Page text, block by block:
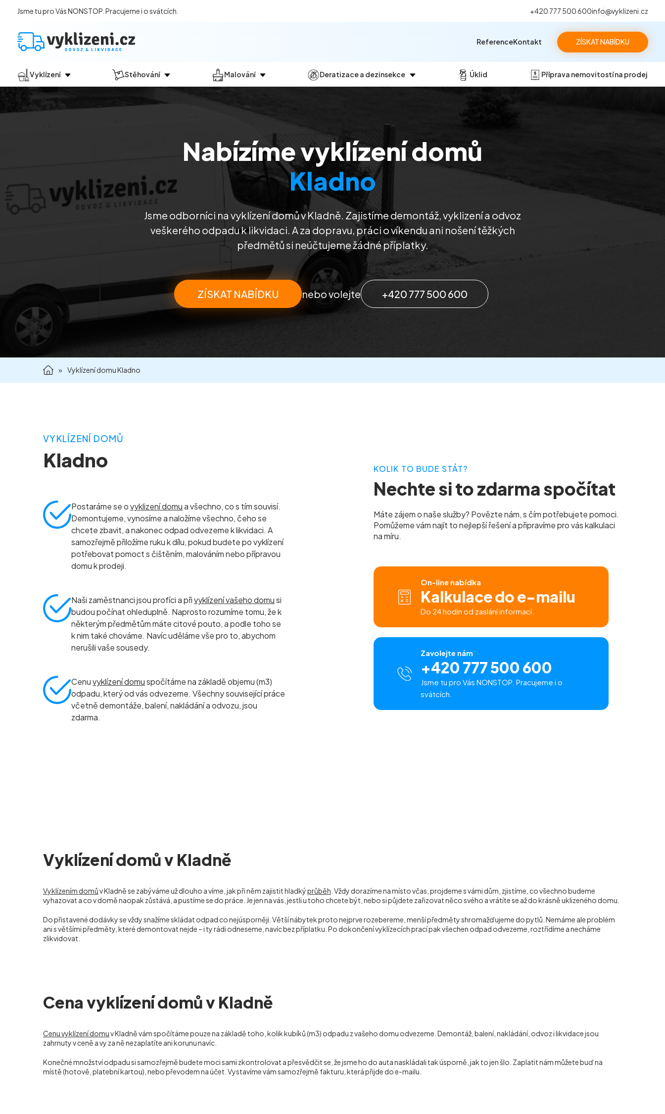
Jsme tu pro Vás NONSTOP. Pracujeme i o svátcích. +420 777 500 600info@vyklizeni.cz
ZÍSKAT NABÍDKU
Vyklízení
Jak vyklízení probíhá?
Vyklízení sklepů a garáží
Vyklízení zahrad
Stěhování Malování
Malování kanceláří
Malování komerčních prostor
Deratizace a dezinsekce
Dezinsekce
Úklid Příprava nemovitostí na prodej
ReferenceKontakt
Nabízíme vyklízení domů
Kladno
Jsme odborníci na vyklízení domů v Kladně. Zajistíme demontáž, vyklizení a odvoz
veškerého odpadu k likvidaci. A za dopravu, práci o víkendu ani nošení těžkých
předmětů si neúčtujeme žádné příplatky.
ZÍSKAT NABÍDKU nebo volejte +420 777 500 600
» Vyklízení domu Kladno
VYKLÍZENÍ DOMŮ
Kladno
Postaráme se ovyklizení domua všechno, co s tím souvisí.
Demontujeme, vynosíme a naložíme všechno, čeho se
chcete zbavit, a nakonec odpad odvezeme k likvidaci. A
samozřejmě přiložíme ruku k dílu, pokud budete po vyklízení
potřebovat pomoct s čištěním, malováním nebo přípravou
domu k prodeji.
Naši zaměstnanci jsou profíci a přivyklízení vašeho domusi
budou počínat ohleduplně. Naprosto rozumíme tomu, že k
některým předmětům máte citové pouto, a podle toho se
k nim také chováme. Navíc uděláme vše pro to, abychom
nerušili vaše sousedy.
Cenuvyklízení domuspočítáme na základě objemu (m3)
odpadu, který od vás odvezeme. Všechny související práce
včetně demontáže, balení, nakládání a odvozu, jsou
zdarma.
KOLIK TO BUDE STÁT?
Nechte si to zdarma spočítat
Máte zájem o naše služby? Povězte nám, s čím potřebujete pomoci.
Pomůžeme vám najít to nejlepší řešení a připravíme pro vás kalkulaci
na míru.
On-line nabídka
Kalkulace do e-mailu
Do 24 hodin od zaslání informací.
Zavolejte nám
+420 777 500 600
Jsme tu pro Vás NONSTOP. Pracujeme i o
svátcích.
Vyklízení domů v Kladně
Vyklízením domův Kladně se zabýváme už dlouho a víme, jak při něm zajistit hladkýprůběh . Vždy dorazíme na místo včas, projdeme s vámi dům, zjistíme, co všechno budeme
vyhazovat a co v domě naopak zůstává, a pustíme se do práce. Je jen na vás, jestli u toho chcete být, nebo si půjdete zařizovat něco svého a vrátíte se až do krásně uklizeného domu.
Do přistavené dodávky se vždy snažíme skládat odpad co nejúsporněji. Větší nábytek proto nejprve rozebereme, menší předměty shromažďujeme do pytlů. Nemáme ale problém
ani s většími předměty, které demontovat nejde – i ty rádi odneseme, navíc bez příplatku. Po dokončení vyklízecích prací pak všechen odpad odvezeme, roztřídíme a necháme
zlikvidovat.
Cena vyklízení domů v Kladně
Cenu vyklízení domuv Kladně vám spočítáme pouze na základě toho, kolik kubíků (m3) odpadu z vašeho domu odvezeme. Demontáž, balení, nakládání, odvoz i likvidace jsou
zahrnuty v ceně a vy za ně nezaplatíte ani korunu navíc.
Konečné množství odpadu si samozřejmě budete moci sami zkontrolovat a přesvědčit se, že jsme ho do auta naskládali tak úsporně, jak to jen šlo. Zaplatit nám můžete buď na
místě (hotově, platební kartou), nebo převodem na účet. Vystavíme vám samozřejmě fakturu, která přijde do e-mailu.